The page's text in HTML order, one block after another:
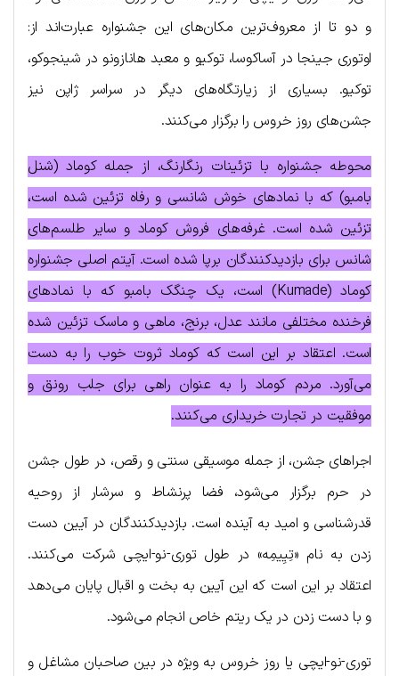
و دو تا از معروف‌ترین مکان‌های این جشنواره عبارت‌اند از:
اوتوری جینجا در آساکوسا، توکیو و معبد هانازونو در شینجوکو،
توکیو. بسیاری از زیارتگاه‌های دیگر در سراسر ژاپن نیز
جشن‌های روز خروس را برگزار می‌کنند.
محوطه جشنواره با تزئینات رنگارنگ، از جمله کوماد (شنل
بامبو) که با نمادهای خوش شانسی و رفاه تزئین شده است،
تزئین شده است. غرفه‌های فروش کوماد و سایر طلسم‌های
شانس برای بازدیدکنندگان برپا شده است. آیتم اصلی جشنواره
کوماد (Kumade) است، یک چنگک بامبو که با نمادهای
فرخنده مختلفی مانند عدل، برنج، ماهی و ماسک تزئین شده
است. اعتقاد بر این است که کوماد ثروت خوب را به دست
می‌آورد. مردم کوماد را به عنوان راهی برای جلب رونق و
موفقیت در تجارت خریداری می‌کنند.
اجراهای جشن، از جمله موسیقی سنتی و رقص، در طول جشن
در حرم برگزار می‌شود، فضا پرنشاط و سرشار از روحیه
قدرشناسی و امید به آینده است. بازدیدکنندگان در آیین دست
زدن به نام «تِیِیمِه» در طول توری-نو-ایچی شرکت می‌کنند.
اعتقاد بر این است که این آیین به بخت و اقبال پایان می‌دهد
و با دست زدن در یک ریتم خاص انجام می‌شود.
توری-نو-ایچی یا روز خروس به ویژه در بین صاحبان مشاغل و